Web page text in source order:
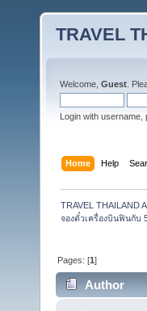
TRAVEL
Welcome, Guest .
Login with
Home Help
TRAVEL THAILAND
จองตั๋วเครื่องบินฟินกับ
Pages: [1]
Author